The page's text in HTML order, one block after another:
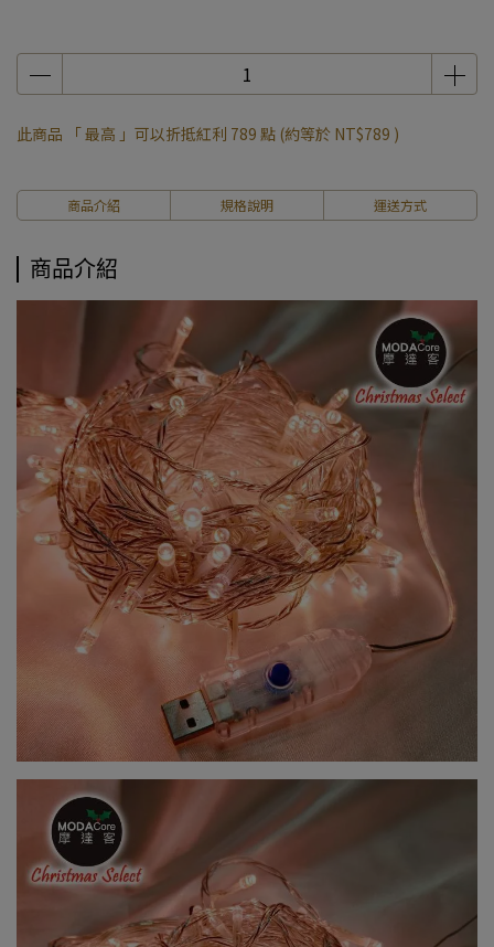
此商品 「 最高 」可以折抵紅利 789 點 (約等於 NT$789 )
商品介紹 規格說明 運送方式
商品介紹